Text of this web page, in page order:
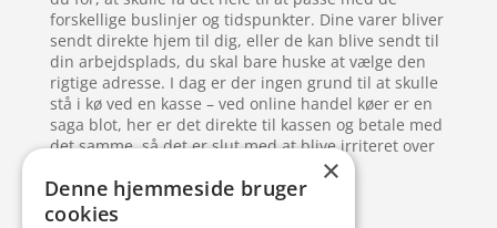
forskellige buslinjer og tidspunkter. Dine varer bliver
sendt direkte hjem til dig, eller de kan blive sendt til
din arbejdsplads, du skal bare huske at vælge den
rigtige adresse. I dag er der ingen grund til at skulle
stå i kø ved en kasse – ved online handel køer er en
saga blot, her er det direkte til kassen og betale med
det samme, så det er slut med at blive irriteret over
×
Denne hjemmeside bruger
cookies